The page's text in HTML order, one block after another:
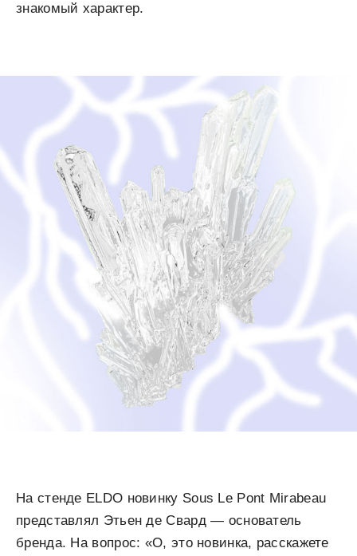
знакомый характер.
На стенде ELDO новинку Sous Le Pont Mirabeau
представлял Этьен де Свард — основатель
бренда. На вопрос: «О, это новинка, расскажете